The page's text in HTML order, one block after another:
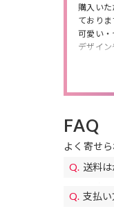
購入い
ておりま
可愛い
デザイン
私服や同
シチュエ
べます。
お得な
FAQ
よく寄せ
送料
支払